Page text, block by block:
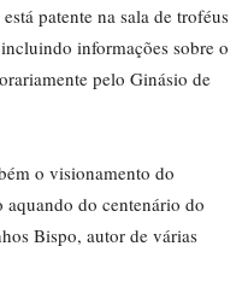
patente na sala de troféus
informações sobre o
pelo Ginásio de
o visionamento do
do centenário do
Bispo, autor de várias